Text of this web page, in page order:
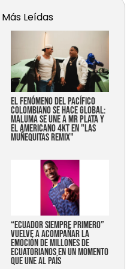
Más Leídas
EL FENÓMENO DEL PACÍFICO
COLOMBIANO SE HACE GLOBAL:
MALUMA SE UNE A MR PLATA Y
EL AMERICANO 4KT EN "LAS
MUÑEQUITAS REMIX"
“Ecuador siempre primero”
vuelve a acompañar la
emoción de millones de
ecuatorianos en un momento
que une al país